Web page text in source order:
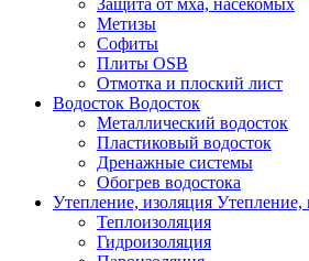
Защита от мха, насекомых
Метизы
Софиты
Плиты OSB
Отмотка и плоский лист
Водосток Водосток
Металлический водосток
Пластиковый водосток
Дренажные системы
Обогрев водостока
Утепление, изоляция Утепление,
Теплоизоляция
Гидроизоляция